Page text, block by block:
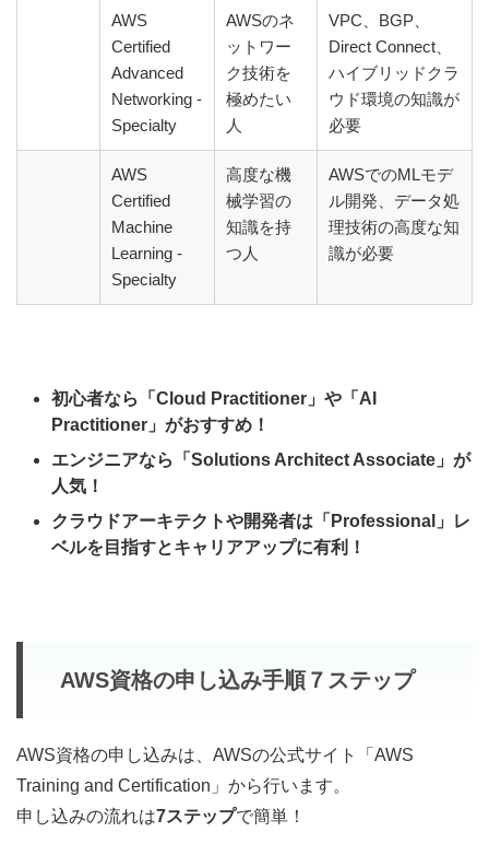
AWS
Certified
Advanced
Networking -
Specialty
AWSのネ
ットワー
ク技術を
極めたい
人
VPC、BGP、
Direct Connect、
ハイブリッドクラ
ウド環境の知識が
必要
AWS
Certified
Machine
Learning -
Specialty
高度な機
械学習の
知識を持
つ人
AWSでのMLモデ
ル開発、データ処
理技術の高度な知
識が必要
初心者なら「Cloud Practitioner」や「AI
Practitioner」がおすすめ！
エンジニアなら「Solutions Architect Associate」が
人気！
クラウドアーキテクトや開発者は「Professional」レ
ベルを目指すとキャリアアップに有利！
AWS資格の申し込み手順７ステップ
AWS資格の申し込みは、AWSの公式サイト「AWS
Training and Certification」から行います。
申し込みの流れは7ステップで簡単！